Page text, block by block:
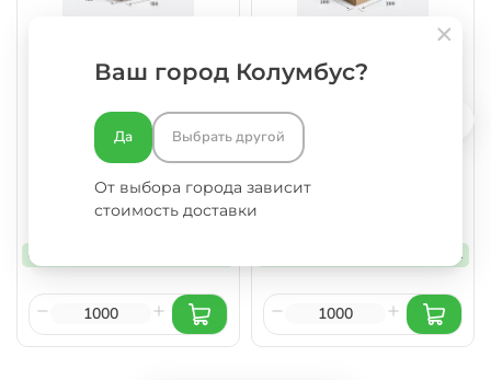
150х150х100 Т22 B Бурый
за шт
от 1000 шт.
200х200х100 Т23 B Бурый ММ
0427
49 руб/шт.
Ваш город Колумбус?
Да Выбрать другой
От выбора города зависит
стоимость доставки